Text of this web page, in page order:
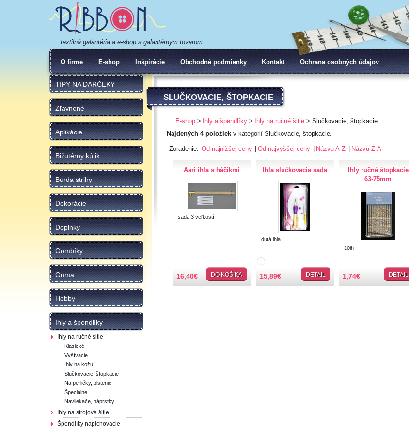
textilná galantéria a e-shop s galantérnym tovarom
O firme E-shop Inšpirácie Obchodné podmienky Kontakt Ochrana osobných údajov
TIPY NA DARČEKY
Zľavnené
Aplikácie
Bižutérny kútik
Burda strihy
Dekorácie
Doplnky
Gombíky
Guma
Hobby
Ihly a špendlíky
Ihly na ručné šitie
Klasické
Vyšívacie
Ihly na kožu
Slučkovacie, štopkacie
Na perličky, plstenie
Špeciálne
Navliekače, náprstky
Ihly na strojové šitie
Špendlíky napichovacie
SLUČKOVACIE, ŠTOPKACIE
E-shop Ihly a špendlíky Ihly na ručné šitie
Slučkovacie, štopkacie
Nájdených 4 položiek v kategorií Slučkovacie, štopkacie.
Zoradenie: Od najnižšej ceny Od najvyššej ceny Názvu A-Z Názvu Z-A
Aari ihla s háčikmi
sada 3 veľkostí
16,40€ DO KOŠÍKA
Ihla slučkovacia sada
dutá ihla
15,89€ DETAIL
Ihly ručné štopkacie
63-75mm
10ih
1,74€ DETAIL